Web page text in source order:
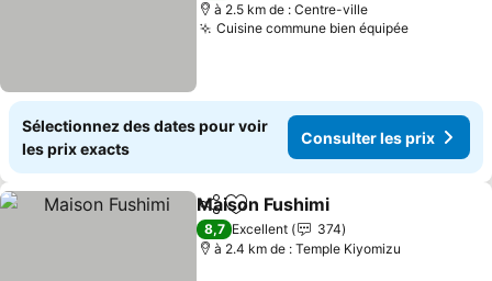
à 2.5 km de : Centre-ville
Cuisine commune bien équipée
Sélectionnez des dates pour voir
les prix exacts
Consulter les prix
PartagerAjouter à mes favoris
Maison Fushimi
8,7 Excellent
374
à 2.4 km de : Temple Kiyomizu